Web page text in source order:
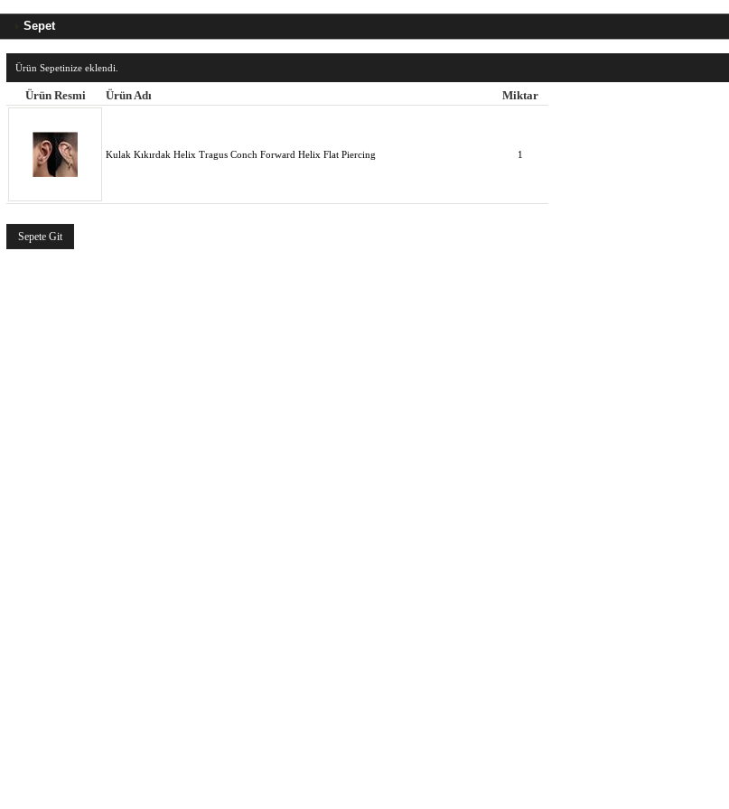
Sepet
Ürün Sepetinize eklendi.
Ürün Resmi Ürün Adı Miktar
Kulak Kıkırdak Helix Tragus Conch Forward Helix Flat Piercing 1
Sepete Git